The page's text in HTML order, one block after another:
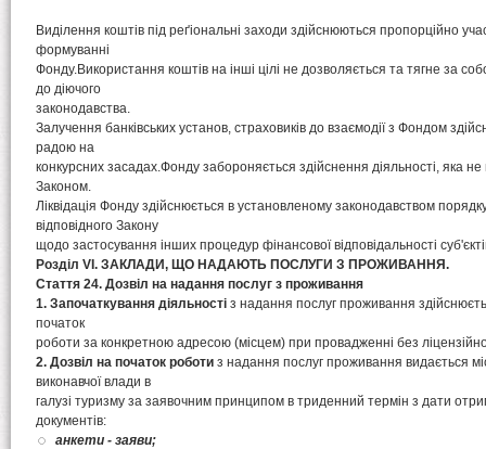
Виділення коштів під реґіональні заходи здійснюються пропорційно
формуванні
Фонду.Використання коштів на інші цілі не дозволяється та тягне за
до діючого
законодавства.
Залучення банківських установ, страховиків до взаємодії з Фондом
радою на
конкурсних засадах.Фонду забороняється здійснення діяльності, яка
Законом.
Ліквідація Фонду здійснюється в установленому законодавством
відповідного Закону
щодо застосування інших процедур фінансової відповідальності
Розділ VI. ЗАКЛАДИ, ЩО НАДАЮТЬ ПОСЛУГИ З ПРОЖИВАННЯ.
Стаття 24. Дозвіл на надання послуг з проживання
1. Започаткування діяльності з надання послуг проживання
початок
роботи за конкретною адресою (місцем) при провадженні без
2. Дозвіл на початок роботи з надання послуг проживання видається
виконавчої влади в
галузі туризму за заявочним принципом в триденний термін з дати
документів:
анкети - заяви;